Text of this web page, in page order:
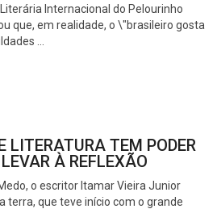
Internacional do Pelourinho
que, em realidade, o \"brasileiro gosta
...
LITERATURA TEM PODER
À REFLEXÃO
o escritor Itamar Vieira Junior
terra, que teve início com o grande